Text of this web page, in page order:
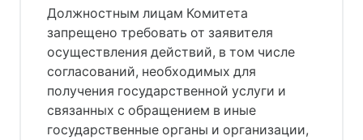
Должностным лицам Комитета
запрещено требовать от заявителя
осуществления действий, в том числе
согласований, необходимых для
получения государственной услуги и
связанных с обращением в иные
государственные органы и организации,